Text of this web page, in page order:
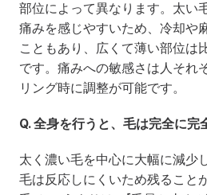
部位によって異なります。太い
痛みを感じやすいため、冷却や
こともあり、広くて薄い部位は
です。痛みへの敏感さは人それ
リング時に調整が可能です。
Q. 全身を行うと、毛は完全に完
太く濃い毛を中心に大幅に減少
毛は反応しにくいため残ること